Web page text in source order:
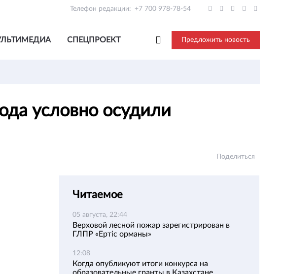
Телефон редакции: +7 700 978-78-54
СПЕЦПРОЕКТ Предложить новость
условно осудили
Поделиться
Читаемое
05 августа, 22:44
Верховой лесной пожар зарегистрирован в
ГЛПР «Ертіс орманы»
12:08
Когда опубликуют итоги конкурса на